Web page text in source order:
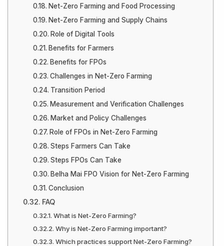
Net-Zero Farming and Food Processing
Net-Zero Farming and Supply Chains
Role of Digital Tools
Benefits for Farmers
Benefits for FPOs
Challenges in Net-Zero Farming
Transition Period
Measurement and Verification Challenges
Market and Policy Challenges
Role of FPOs in Net-Zero Farming
Steps Farmers Can Take
Steps FPOs Can Take
Belha Mai FPO Vision for Net-Zero Farming
Conclusion
FAQ
What is Net-Zero Farming?
Why is Net-Zero Farming important?
Which practices support Net-Zero Farming?